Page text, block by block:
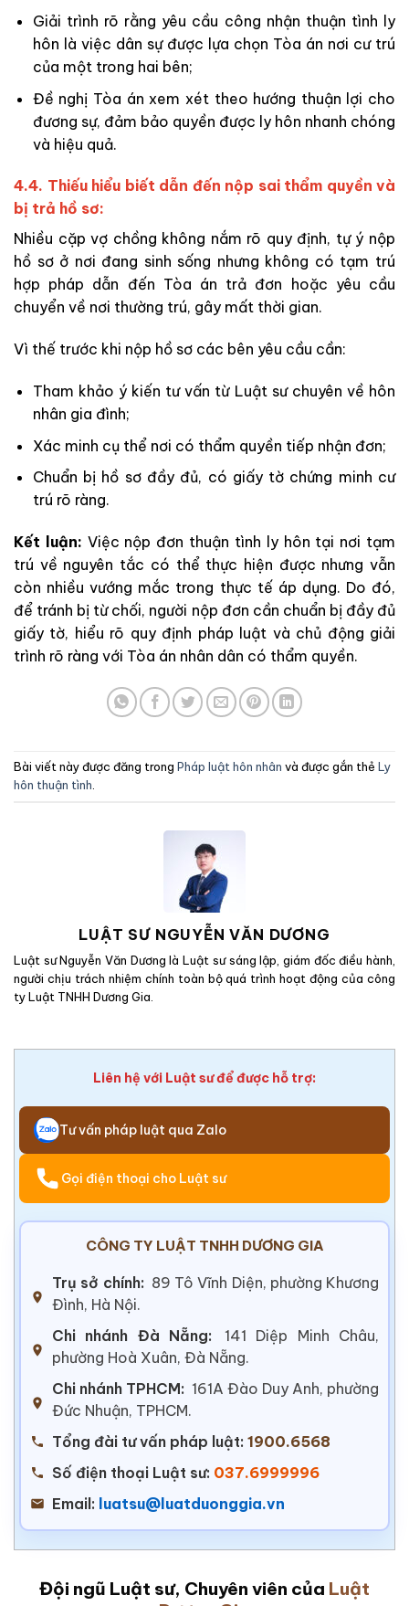
Giải trình rõ rằng yêu cầu công nhận thuận tình ly
hôn là việc dân sự được lựa chọn Tòa án nơi cư trú
của một trong hai bên;
Đề nghị Tòa án xem xét theo hướng thuận lợi cho
đương sự, đảm bảo quyền được ly hôn nhanh chóng
và hiệu quả.
4.4. Thiếu hiểu biết dẫn đến nộp sai thẩm quyền và
bị trả hồ sơ:
Nhiều cặp vợ chồng không nắm rõ quy định, tự ý nộp
hồ sơ ở nơi đang sinh sống nhưng không có tạm trú
hợp pháp dẫn đến Tòa án trả đơn hoặc yêu cầu
chuyển về nơi thường trú, gây mất thời gian.
Vì thế trước khi nộp hồ sơ các bên yêu cầu cần:
Tham khảo ý kiến tư vấn từ Luật sư chuyên về hôn
nhân gia đình;
Xác minh cụ thể nơi có thẩm quyền tiếp nhận đơn;
Chuẩn bị hồ sơ đầy đủ, có giấy tờ chứng minh cư
trú rõ ràng.
Kết luận: Việc nộp đơn thuận tình ly hôn tại nơi tạm
trú về nguyên tắc có thể thực hiện được nhưng vẫn
còn nhiều vướng mắc trong thực tế áp dụng. Do đó,
để tránh bị từ chối, người nộp đơn cần chuẩn bị đầy đủ
giấy tờ, hiểu rõ quy định pháp luật và chủ động giải
trình rõ ràng với Tòa án nhân dân có thẩm quyền.
Bài viết này được đăng trong Pháp luật hôn nhân và được gắn thẻ Ly
hôn thuận tình.
LUẬT SƯ NGUYỄN VĂN DƯƠNG
Luật sư Nguyễn Văn Dương là Luật sư sáng lập, giám đốc điều hành,
người chịu trách nhiệm chính toàn bộ quá trình hoạt động của công
ty Luật TNHH Dương Gia.
Liên hệ với Luật sư để được hỗ trợ:
Tư vấn pháp luật qua Zalo
Gọi điện thoại cho Luật sư
CÔNG TY LUẬT TNHH DƯƠNG GIA
Trụ sở chính: 89 Tô Vĩnh Diện, phường Khương
Đình, Hà Nội.
Chi nhánh Đà Nẵng:
141 Diệp Minh Châu,
phường Hoà Xuân, Đà Nẵng.
Chi nhánh TPHCM: 161A Đào Duy Anh, phường
Đức Nhuận, TPHCM.
Tổng đài tư vấn pháp luật: 1900.6568
Số điện thoại Luật sư: 037.6999996
Email: luatsu@luatduonggia.vn
Đội ngũ Luật sư, Chuyên viên của Luật